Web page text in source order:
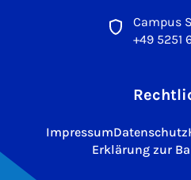
Campus
+49 5251
ImpressumDatenschutz
Erklärung zur